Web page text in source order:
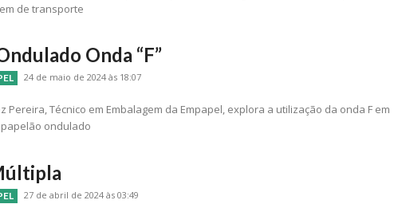
de transporte
Onda “F”
24 de maio de 2024 às 18:07
Pereira, Técnico em Embalagem da Empapel, explora a utilização da onda F em
ondulado
27 de abril de 2024 às 03:49